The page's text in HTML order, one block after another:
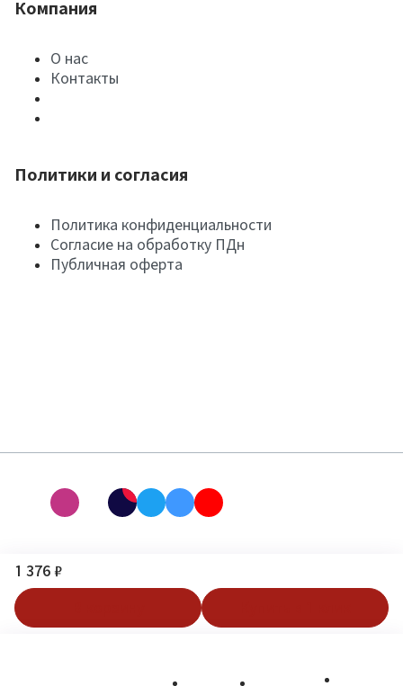
1 376 ₽
Компания
О нас
Контакты
Политики и согласия
Политика конфиденциальности
Согласие на обработку ПДн
Публичная оферта